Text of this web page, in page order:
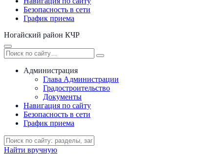
Безопасность в сети
График приема
Ногайский район КЧР
Администрация
Глава Администрации
Градостроительство
Документы
Навигация по сайту
Безопасность в сети
График приема
Найти вручную